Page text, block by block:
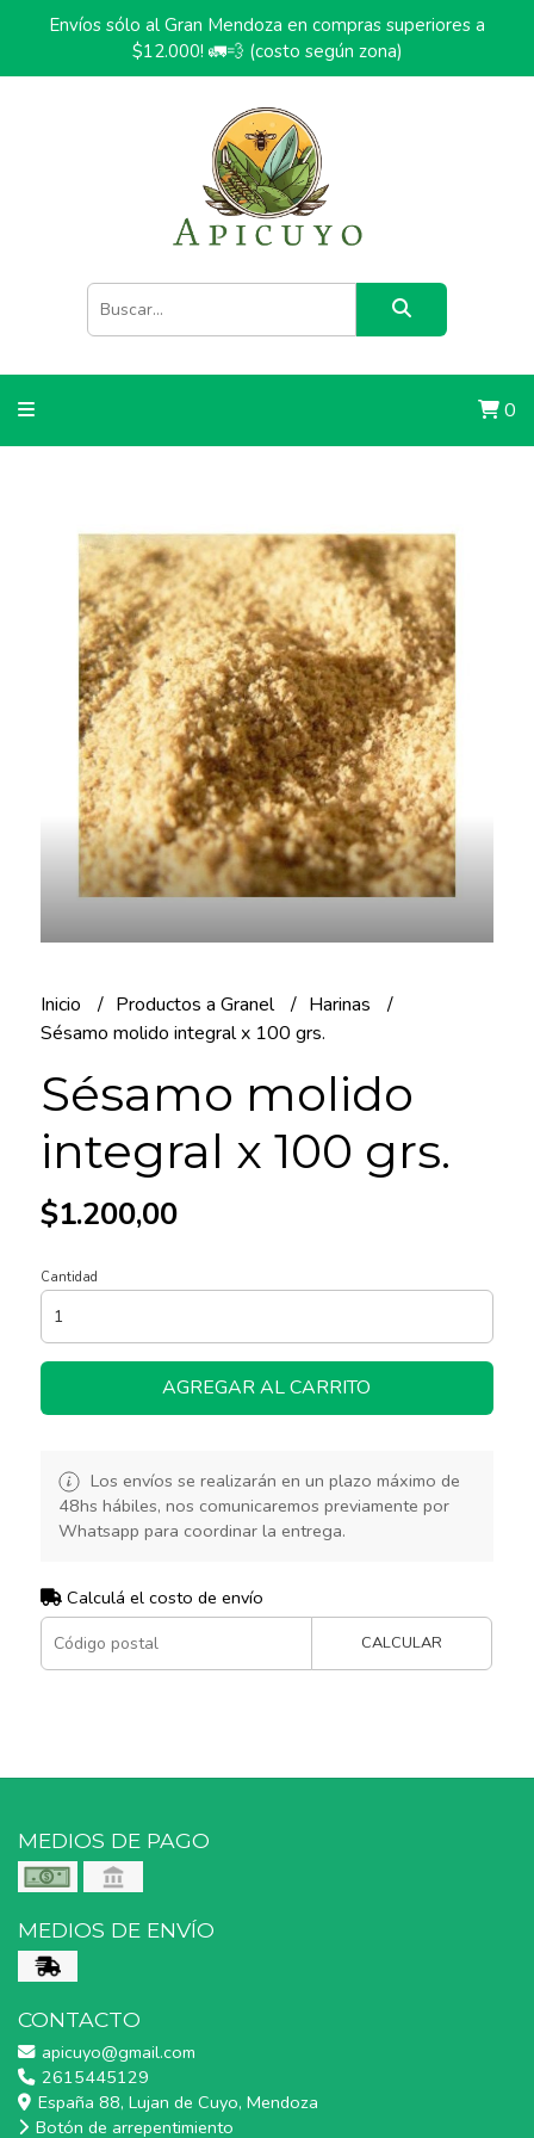
Envíos sólo al Gran Mendoza en compras superiores a
$12.000! 🚛💨 (costo según zona)
0
Inicio Productos a Granel
Harinas
Sésamo molido integral x 100 grs.
Sésamo molido
integral x 100 grs.
$1.200,00
Cantidad
AGREGAR AL CARRITO
Los envíos se realizarán en un plazo máximo de
48hs hábiles, nos comunicaremos previamente por
Whatsapp para coordinar la entrega.
Calculá el costo de envío
CALCULAR
MEDIOS DE PAGO
MEDIOS DE ENVÍO
CONTACTO
apicuyo@gmail.com
2615445129
España 88, Lujan de Cuyo, Mendoza
Botón de arrepentimiento